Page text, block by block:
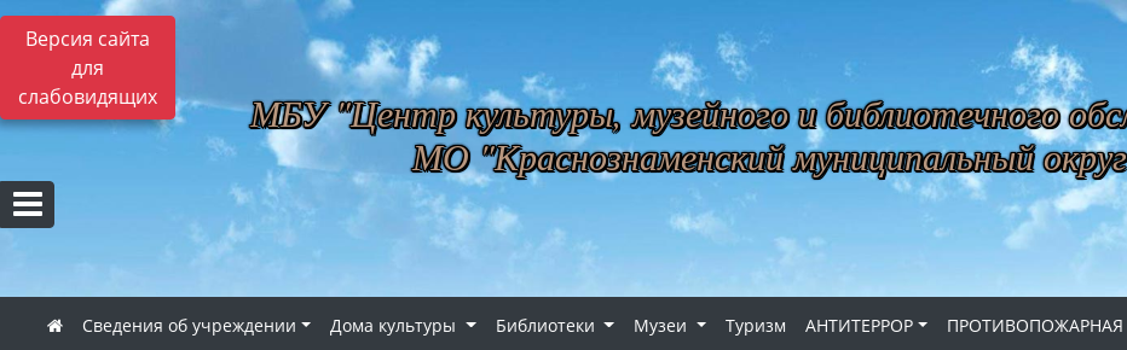
Версия сайта
для
слабовидящих
МБУ "Центр культуры, музейного и библиотечного
МО "Краснознаменский муниципальный
Сведения об учреждении Дома культуры Библиотеки Музеи Туризм АНТИТЕРРОР ПРОТИВОПОЖАРНАЯ